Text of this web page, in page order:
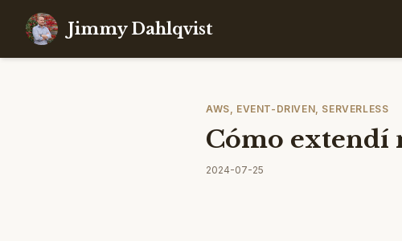
Jimmy Dahlqvist
AWS, EVENT-DRIVEN, SERVERLESS
Cómo extendí
2024-07-25